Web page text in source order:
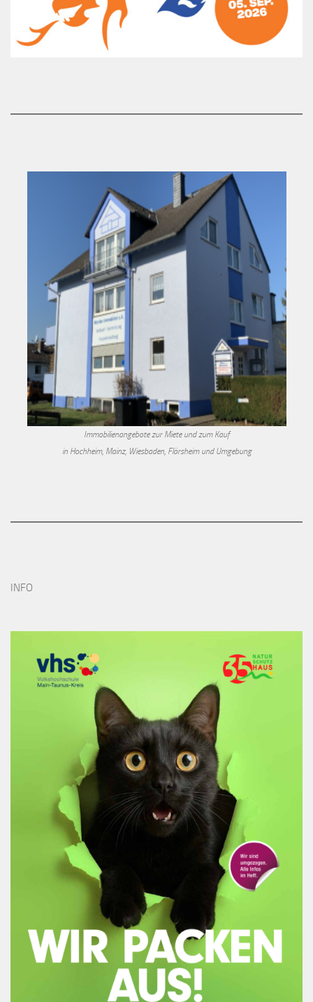
Immobilienangebote zur Miete und zum Kauf
in Hochheim, Mainz, Wiesbaden, Flörsheim und Umgebung
INFO